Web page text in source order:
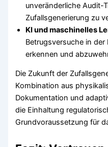
unveränderliche Audit-
Zufallsgenerierung zu
KI und maschinelles
Betrugsversuche in
erkennen und
Die Zukunft der
Kombination aus
Dokumentation und
die Einhaltung
Grundvoraussetzung für